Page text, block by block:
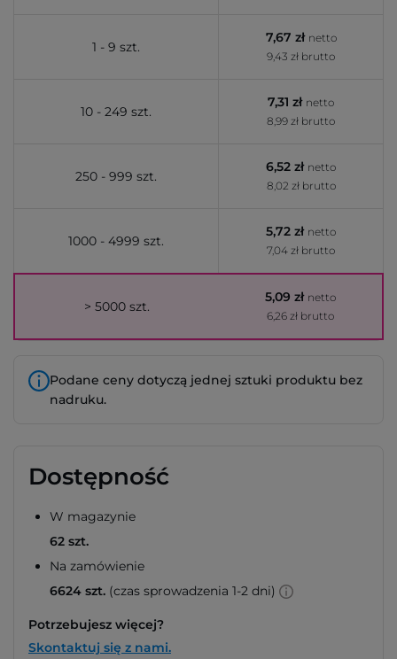
1 - 9 szt.
7,67 zł netto
9,43 zł brutto
10 - 249 szt.
7,31 zł netto
8,99 zł brutto
250 - 999 szt.
6,52 zł netto
8,02 zł brutto
1000 - 4999 szt.
5,72 zł netto
7,04 zł brutto
> 5000 szt.
5,09 zł netto
6,26 zł brutto
Podane ceny dotyczą jednej sztuki produktu bez
nadruku.
Dostępność
W magazynie
62 szt.
Na zamówienie
6624 szt. (czas sprowadzenia 1-2 dni)
Potrzebujesz więcej?
Skontaktuj się z nami.